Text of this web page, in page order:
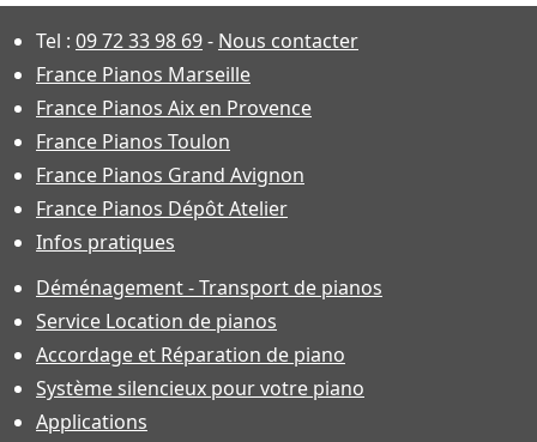
Tel : 09 72 33 98 69- Nous contacter
France Pianos Marseille
France Pianos Aix en Provence
France Pianos Toulon
France Pianos Grand Avignon
France Pianos Dépôt Atelier
Infos pratiques
Déménagement - Transport de pianos
Service Location de pianos
Accordage et Réparation de piano
Système silencieux pour votre piano
Applications